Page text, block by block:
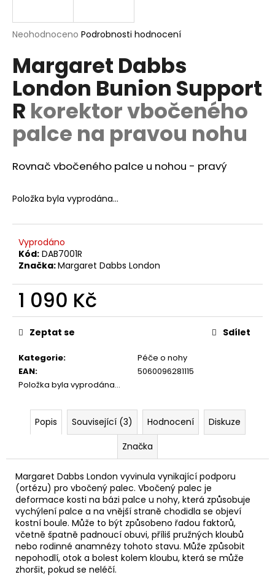
Průměrné
produktu
je
0,0
5
hvězdiček.
Neohodnoceno Podrobnosti hodnocení
Margaret Dabbs
London Bunion Support
R korektor vbočeného
palce na pravou nohu
Rovnač vbočeného palce u nohou - pravý
Položka byla vyprodána…
Vyprodáno
Kód: DAB7001R
Značka:Margaret Dabbs London
1 090 Kč
Měrná
cena:
Kategorie:
Péče o nohy
EAN:
5060096281115
Položka byla vyprodána…
Zeptat se Sdílet
Popis Související (3) Hodnocení
Diskuze
Značka
Margaret Dabbs London vyvinula vynikající podporu
(ortézu) pro vbočený palec. Vbočený palec je
deformace kosti na bázi palce u nohy, která způsobuje
vychýlení palce a na vnější straně chodidla se objeví
kostní boule. Může to být způsobeno řadou faktorů,
včetně špatně padnoucí obuvi, příliš pružných kloubů
nebo rodinné anamnézy tohoto stavu. Může způsobit
nepohodlí, otok a bolest kolem kloubu, která se může
zhoršit, pokud se neléčí.
j
t
?
HLEDAT
D
p
o
u
u
e
m
MARGARET
DABBS
PURE
REPAIRING
HAND
ML
REGENERAČNÍ
KRÉM
NA
RUCE
1
090
Kč